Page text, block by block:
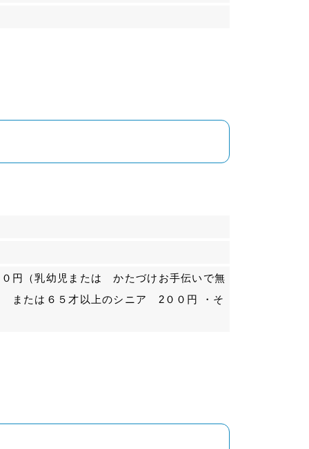
円（乳幼児または かたづけお手伝いで無
または６５才以上のシニア 2００円 ・そ